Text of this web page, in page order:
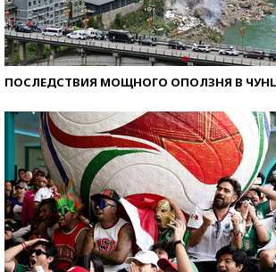
ПОСЛЕДСТВИЯ МОЩНОГО ОПОЛЗНЯ В